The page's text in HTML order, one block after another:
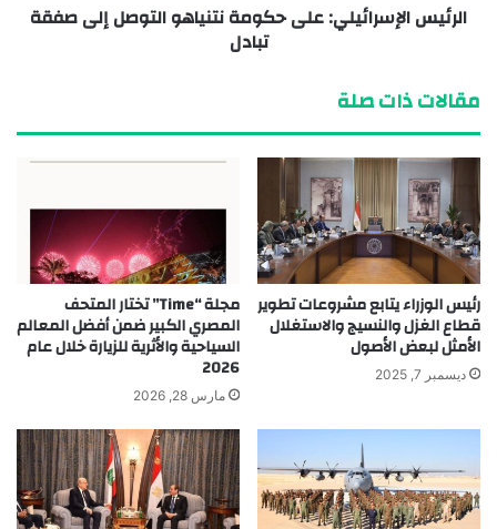
الرئيس الإسرائيلي: على حكومة نتنياهو التوصل إلى صفقة
تبادل
مقالات ذات صلة
رئيس الوزراء يتابع مشروعات تطوير
قطاع الغزل والنسيج والاستغلال
الأمثل لبعض الأصول
ديسمبر 7, 2025
مجلة “Time” تختار المتحف
المصري الكبير ضمن أفضل المعالم
السياحية والأثرية للزيارة خلال عام
2026
مارس 28, 2026